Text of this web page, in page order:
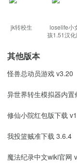
游戏特色
玩家可以将不同的萌
回合制策略恐龙对战
游戏的乐趣
独特的恐龙训练模拟
己的可爱恐龙角色
多种酷炫的恐龙战斗
来帮助你顺利战斗
自由建造各种不同的
恐龙
jk转校生
loselife小
孩1.51汉化
其他版本
怪兽总动员游戏 v3.20
异世界转生模拟器内置
修仙小院红包版下载
我投篮贼准下载 3.6.4
魔法纪录中文wiki官网